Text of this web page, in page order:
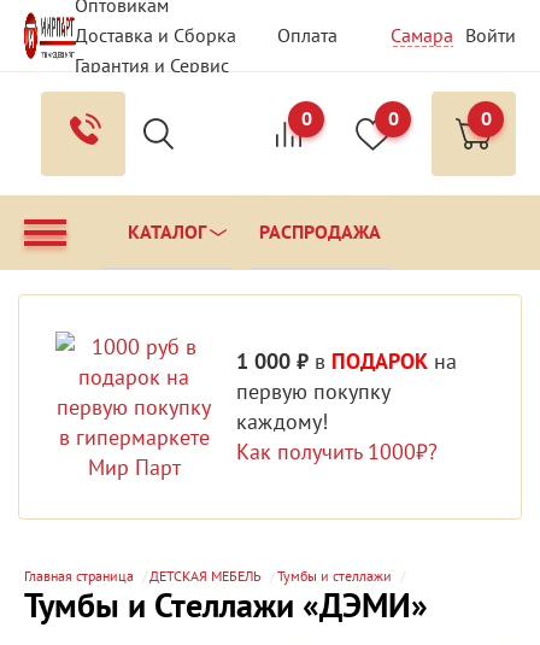
Оптовикам
Доставка и Сборка
Оплата
Гарантия и Сервис
Вопрос - Ответ
Контакты
Самара Войти
0 0 0
КАТАЛОГ РАСПРОДАЖА
1 000 ₽ в ПОДАРОК на
первую покупку
каждому!
Как получить 1000₽?
Главная страница ДЕТСКАЯ МЕБЕЛЬ Тумбы и стеллажи
Тумбы и Стеллажи «ДЭМИ»